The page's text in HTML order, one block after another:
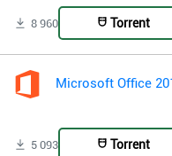
8 960 Torrent
Microsoft Office
5 093 Torrent